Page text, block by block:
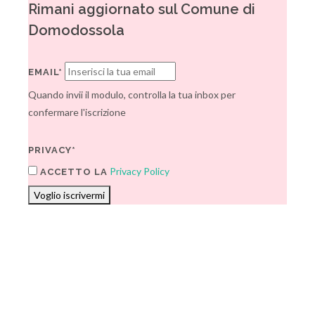
Rimani aggiornato sul Comune di
Domodossola
EMAIL*
Quando invii il modulo, controlla la tua inbox per
confermare l'iscrizione
PRIVACY*
ACCETTO LA Privacy Policy
Voglio iscrivermi